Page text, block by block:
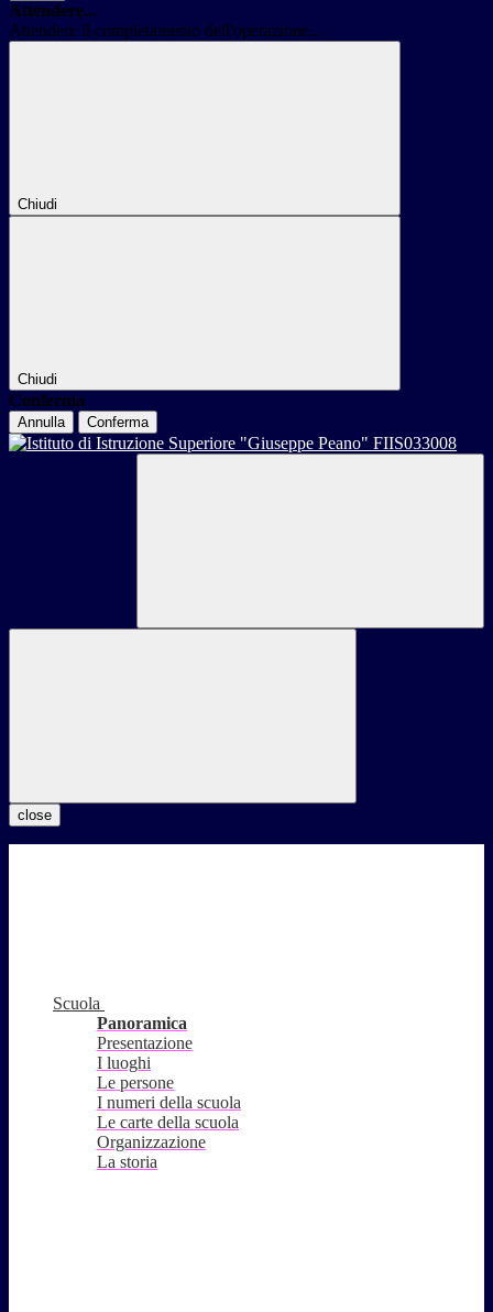
Attendere...
Attendere il completamento dell'operazione...
Chiudi
Chiudi
Conferma
Annulla Conferma
close
Scuola
Panoramica
Presentazione
I luoghi
Le persone
I numeri della scuola
Le carte della scuola
Organizzazione
La storia